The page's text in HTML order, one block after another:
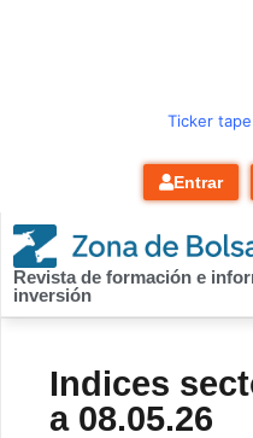
Ticker
Entrar
Revista de formación e
inversión
Indices
a 08.05.26